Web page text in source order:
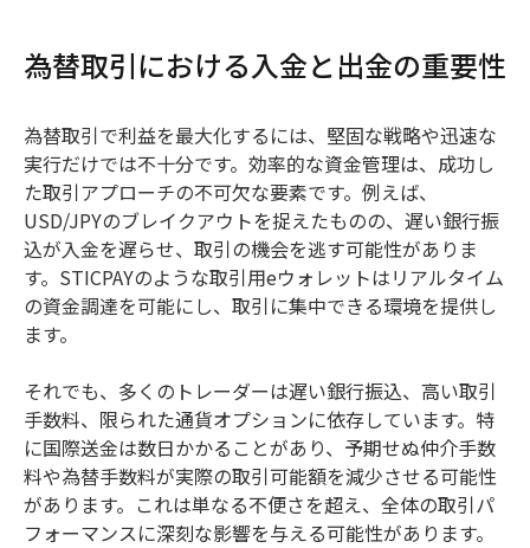
為替取引における入金と出金の重要性
為替取引で利益を最大化するには、堅固な戦略や迅速な
実行だけでは不十分です。効率的な資金管理は、成功し
た取引アプローチの不可欠な要素です。例えば、
USD/JPYのブレイクアウトを捉えたものの、遅い銀行振
込が入金を遅らせ、取引の機会を逃す可能性がありま
す。STICPAYのような取引用eウォレットはリアルタイム
の資金調達を可能にし、取引に集中できる環境を提供し
ます。
それでも、多くのトレーダーは遅い銀行振込、高い取引
手数料、限られた通貨オプションに依存しています。特
に国際送金は数日かかることがあり、予期せぬ仲介手数
料や為替手数料が実際の取引可能額を減少させる可能性
があります。これは単なる不便さを超え、全体の取引パ
フォーマンスに深刻な影響を与える可能性があります。